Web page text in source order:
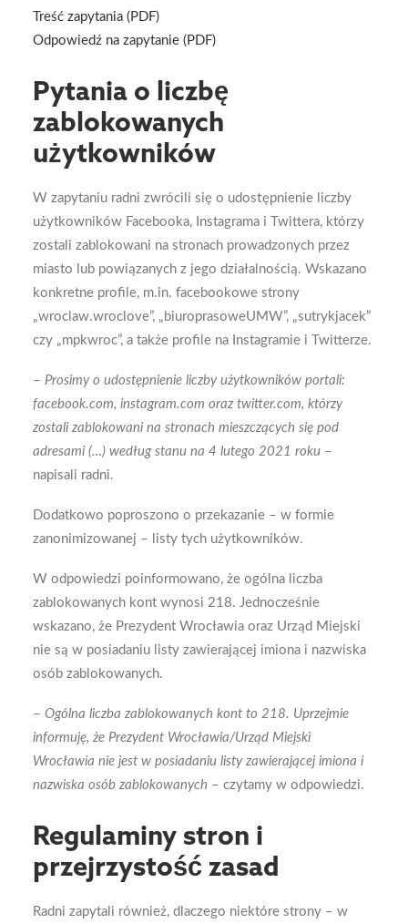
Treść zapytania (PDF)
Odpowiedź na zapytanie (PDF)
Pytania o liczbę
zablokowanych
użytkowników
W zapytaniu radni zwrócili się o udostępnienie liczby
użytkowników Facebooka, Instagrama i Twittera, którzy
zostali zablokowani na stronach prowadzonych przez
miasto lub powiązanych z jego działalnością. Wskazano
konkretne profile, m.in. facebookowe strony
„wroclaw.wroclove”, „biuroprasoweUMW”, „sutrykjacek”
czy „mpkwroc”, a także profile na Instagramie i Twitterze.
– Prosimy o udostępnienie liczby użytkowników portali:
facebook.com, instagram.com oraz twitter.com, którzy
zostali zablokowani na stronach mieszczących się pod
adresami (…) według stanu na 4 lutego 2021 roku –
napisali radni.
Dodatkowo poproszono o przekazanie – w formie
zanonimizowanej – listy tych użytkowników.
W odpowiedzi poinformowano, że ogólna liczba
zablokowanych kont wynosi 218. Jednocześnie
wskazano, że Prezydent Wrocławia oraz Urząd Miejski
nie są w posiadaniu listy zawierającej imiona i nazwiska
osób zablokowanych.
– Ogólna liczba zablokowanych kont to 218. Uprzejmie
informuję, że Prezydent Wrocławia/Urząd Miejski
Wrocławia nie jest w posiadaniu listy zawierającej imiona i
nazwiska osób zablokowanych – czytamy w odpowiedzi.
Regulaminy stron i
przejrzystość zasad
Radni zapytali również, dlaczego niektóre strony – w